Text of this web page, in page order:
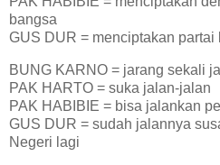
bangsa
GUS DUR = menciptakan partai
BUNG KARNO = jarang sekali
PAK HARTO = suka jalan-jalan
PAK HABIBIE = bisa jalankan
GUS DUR = sudah jalannya
Negeri lagi